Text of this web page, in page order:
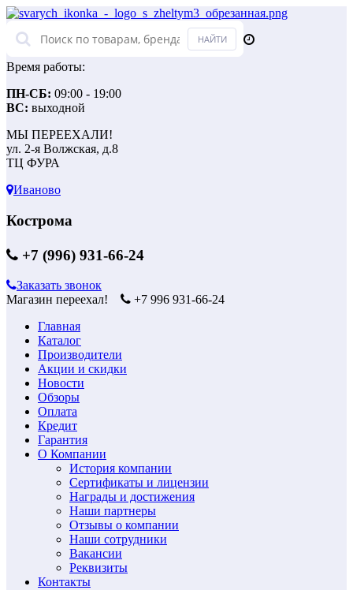
Время работы:
ПН-СБ: 09:00 - 19:00
ВС: выходной
МЫ ПЕРЕЕХАЛИ!
ул. 2-я Волжская, д.8
ТЦ ФУРА
Иваново
Кострома
+7 (996) 931-66-24
Заказать звонок
Магазин переехал!
+7 996 931-66-24
Главная
Каталог
Производители
Акции и скидки
Новости
Обзоры
Оплата
Кредит
Гарантия
О Компании
История компании
Сертификаты и лицензии
Награды и достижения
Наши партнеры
Отзывы о компании
Наши сотрудники
Вакансии
Реквизиты
Контакты